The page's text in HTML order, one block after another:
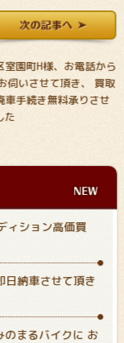
室園町H様、お電話から
伺いさせて頂き、 買取
車手続き無料承りさせ
た
ィション高価買
日納車させて頂き
のまるバイクに お